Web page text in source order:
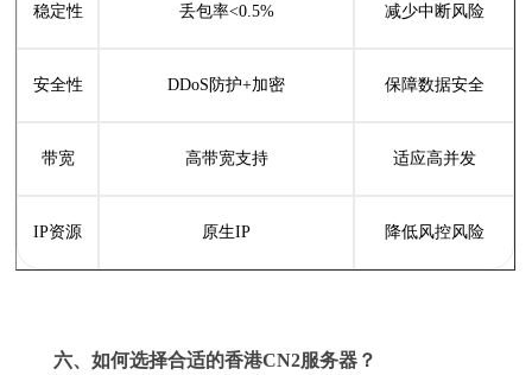
稳定性 丢包率<0.5% 减少中断风险
安全性 DDoS防护+加密 保障数据安全
带宽 高带宽支持 适应高并发
IP资源 原生IP 降低风控风险
六、如何选择合适的香港CN2服务器？